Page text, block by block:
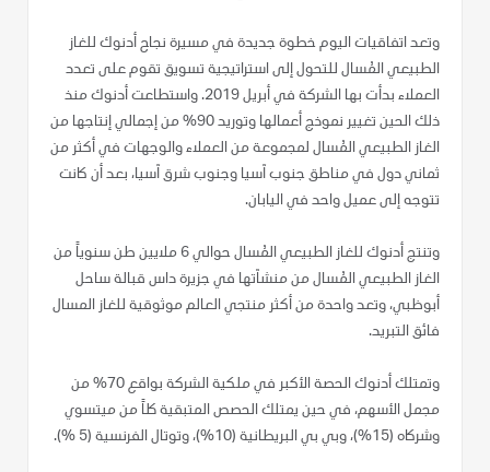
وتعد اتفاقيات اليوم خطوة جديدة في مسيرة نجاح أدنوك للغاز
الطبيعي المُسال للتحول إلى استراتيجية تسويق تقوم على تعدد
العملاء بدأت بها الشركة في أبريل 2019. واستطاعت أدنوك منذ
ذلك الحين تغيير نموذج أعمالها وتوريد 90% من إجمالي إنتاجها من
الغاز الطبيعي المُسال لمجموعة من العملاء والوجهات في أكثر من
ثماني دول في مناطق جنوب آسيا وجنوب شرق آسيا، بعد أن كانت
تتوجه إلى عميل واحد في اليابان.
وتنتج أدنوك للغاز الطبيعي المُسال حوالي 6 ملايين طن سنوياً من
الغاز الطبيعي المُسال من منشآتها في جزيرة داس قبالة ساحل
أبوظبي، وتعد واحدة من أكثر منتجي العالم موثوقية للغاز المسال
فائق التبريد.
وتمتلك أدنوك الحصة الأكبر في ملكية الشركة بواقع 70% من
مجمل الأسهم، في حين يمتلك الحصص المتبقية كلاً من ميتسوي
وشركاه (15%)، وبي بي البريطانية (10%)، وتوتال الفرنسية (5 %).